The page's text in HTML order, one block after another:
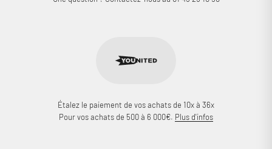
Étalez le paiement de vos achats de 10x à 36x
Pour vos achats de 500 à 6 000€. Plus d'infos